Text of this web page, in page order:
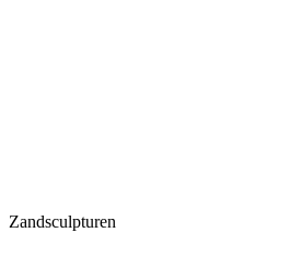
Zandsculpturen